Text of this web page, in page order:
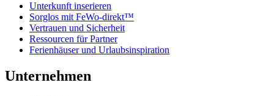
Unterkunft inserieren
Sorglos mit FeWo-direkt™
Vertrauen und Sicherheit
Ressourcen für Partner
Ferienhäuser und Urlaubsinspiration
Unternehmen